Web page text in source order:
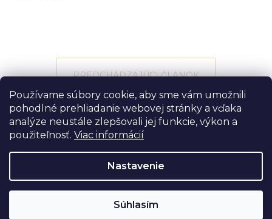
Používame súbory cookie, aby sme vám umožnili
pohodlné prehliadanie webovej stránky a vďaka
analýze neustále zlepšovali jej funkcie, výkon a
použiteľnosť. Viac informácií
Nastavenie
Súhlasím
PREDCHÁDZAJÚCI ČLÁNOK
ĎALŠÍ ČLÁNOK
Vytvoril Shoptet
SofiaRich - fashion
vyhradené.